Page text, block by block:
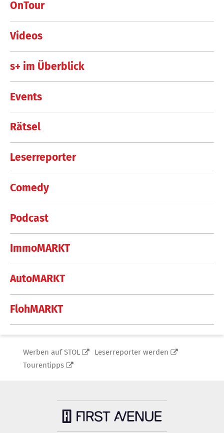
OnTour
Videos
s+ im Überblick
Events
Rätsel
Leserreporter
Comedy
Podcast
ImmoMARKT
AutoMARKT
FlohMARKT
Werben auf STOL
Leserreporter werden
Tourentipps